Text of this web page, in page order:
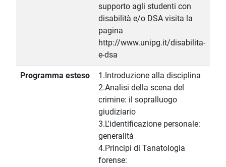
supporto agli studenti con
disabilità e/o DSA visita la
pagina
http://www.unipg.it/disabilita-
e-dsa
Programma esteso
1.Introduzione alla disciplina
2.Analisi della scena del
crimine: il sopralluogo
giudiziario
3.L'identificazione personale:
generalità
4.Principi di Tanatologia
forense: